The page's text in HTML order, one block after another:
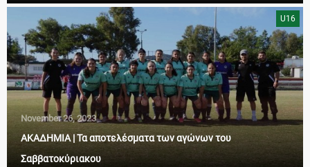
U16
November 26, 2023
ΑΚΑΔΗΜΙΑ | Τα αποτελέσματα των αγώνων του
Σαββατοκύριακου